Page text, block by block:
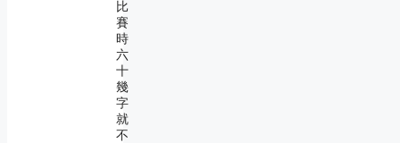
比
賽
時
六
十
幾
字
就
不